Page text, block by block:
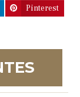
Pinterest